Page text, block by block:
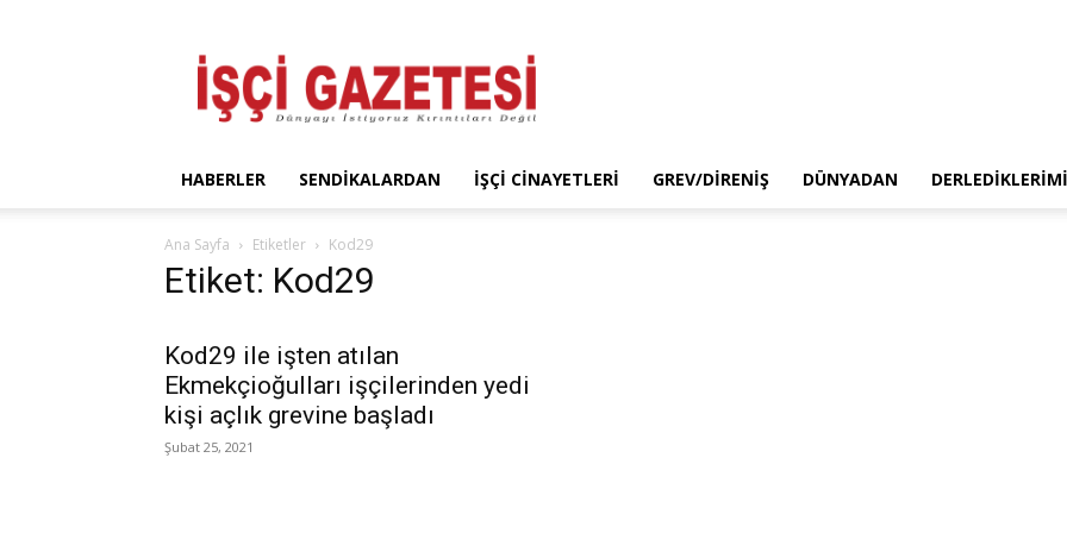
Gazetesi
HABERLER SENDIKALARDAN İŞÇI CINAYETLERI GREV/DIRENIŞ DÜNYADAN
Ana Sayfa Etiketler Kod29
Etiket: Kod29
Kod29 ile işten atılan
Ekmekçioğulları işçilerinden yedi
kişi açlık grevine başladı
Şubat 25, 2021